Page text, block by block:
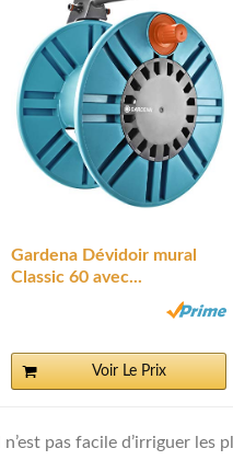
Gardena Dévidoir mural
Classic 60 avec...
Voir Le Prix
Il n’est pas facile d’irriguer